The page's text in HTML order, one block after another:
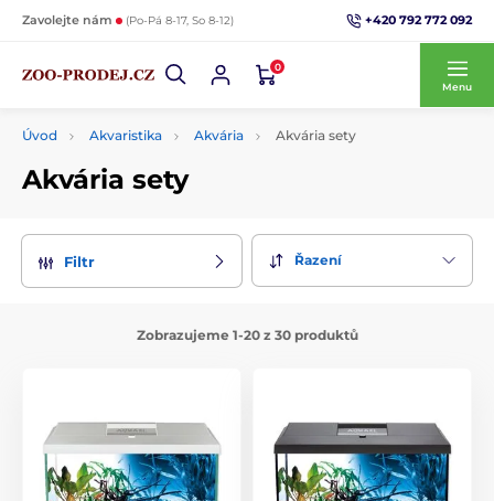
Zavolejte nám (Po-Pá 8-17, So 8-12) +420 792 772 092
0
Menu
Úvod Akvaristika Akvária Akvária sety
Akvária sety
Filtr Řazení
Zobrazujeme 1-20 z 30 produktů